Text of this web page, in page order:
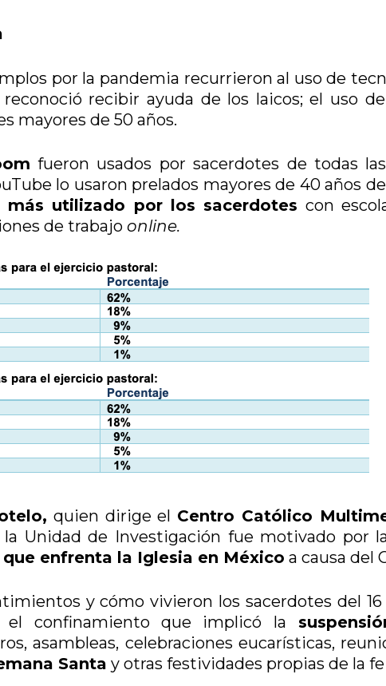
por la pandemia recurrieron al uso de
reconoció recibir ayuda de los laicos; el uso
mayores de 50 años.
fueron usados por sacerdotes de todas
lo usaron prelados mayores de 40 años
utilizado por los sacerdotes con
de trabajo online.
quien dirige el Centro Católico
Unidad de Investigación fue motivado por
enfrenta la Iglesia en México a causa del
y cómo vivieron los sacerdotes del
confinamiento que implicó la
asambleas, celebraciones eucarísticas,
Santa y otras festividades propias de la